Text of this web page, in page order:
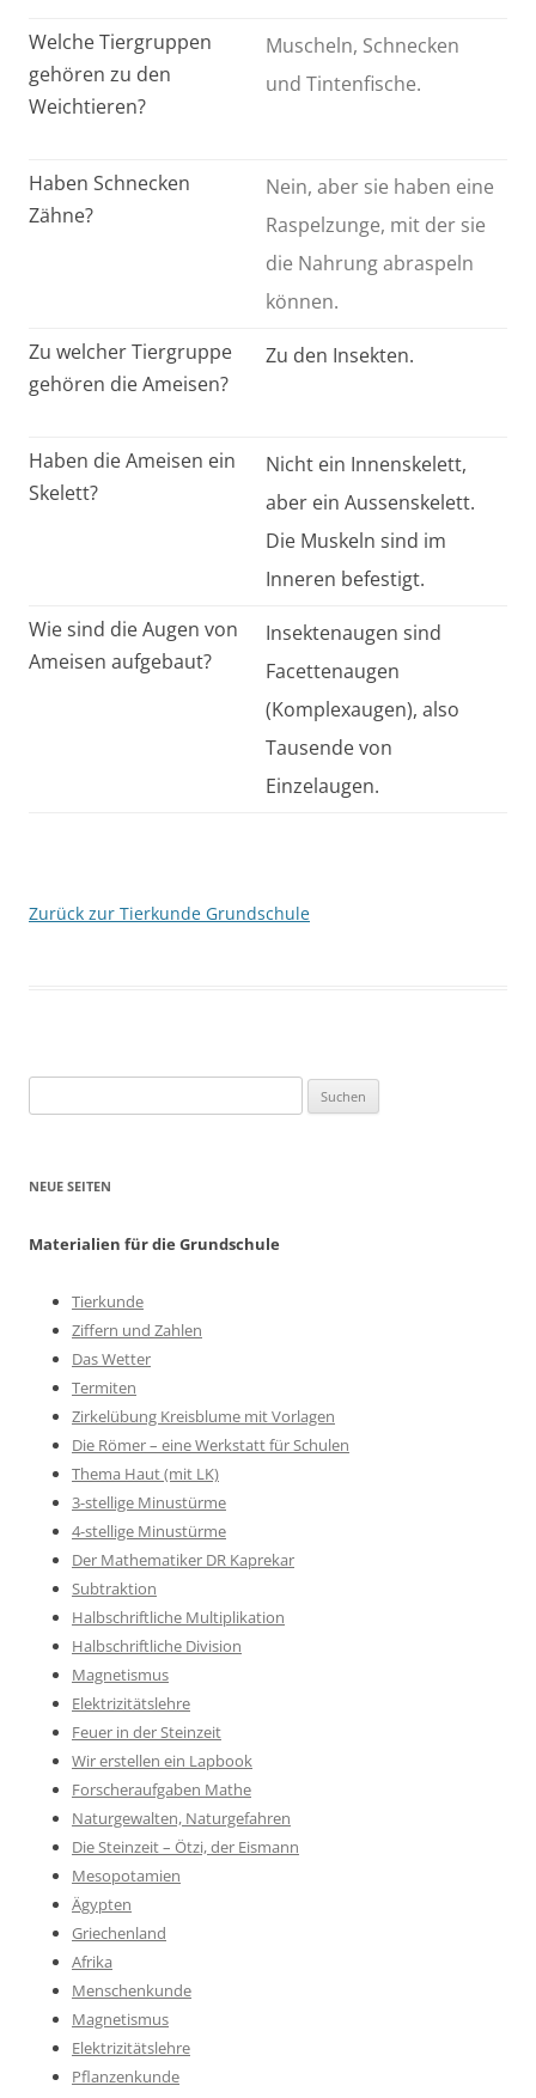
Welche Tiergruppen
gehören zu den
Weichtieren?
Muscheln, Schnecken
und Tintenfische.
Haben Schnecken
Zähne?
Nein, aber sie haben eine
Raspelzunge, mit der sie
die Nahrung abraspeln
können.
Zu welcher Tiergruppe
gehören die Ameisen?
Zu den Insekten.
Haben die Ameisen ein
Skelett?
Nicht ein Innenskelett,
aber ein Aussenskelett.
Die Muskeln sind im
Inneren befestigt.
Wie sind die Augen von
Ameisen aufgebaut?
Insektenaugen sind
Facettenaugen
(Komplexaugen), also
Tausende von
Einzelaugen.
Zurück zur Tierkunde Grundschule
nach:
NEUE SEITEN
Materialien für die Grundschule
Tierkunde
Ziffern und Zahlen
Das Wetter
Termiten
Zirkelübung Kreisblume mit Vorlagen
Die Römer – eine Werkstatt für Schulen
Thema Haut (mit LK)
3-stellige Minustürme
4-stellige Minustürme
Der Mathematiker DR Kaprekar
Subtraktion
Halbschriftliche Multiplikation
Halbschriftliche Division
Magnetismus
Elektrizitätslehre
Feuer in der Steinzeit
Wir erstellen ein Lapbook
Forscheraufgaben Mathe
Naturgewalten, Naturgefahren
Die Steinzeit – Ötzi, der Eismann
Mesopotamien
Ägypten
Griechenland
Afrika
Menschenkunde
Magnetismus
Elektrizitätslehre
Pflanzenkunde